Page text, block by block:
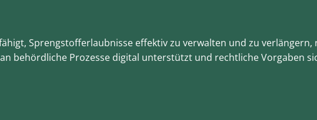
Sprengstofferlaubnisse effektiv zu verwalten und zu
behördliche Prozesse digital unterstützt und rechtliche Vorgaben